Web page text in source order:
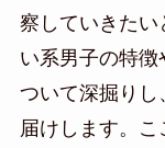
察していきたい
い系男子の特
ついて深掘りし
届けします。